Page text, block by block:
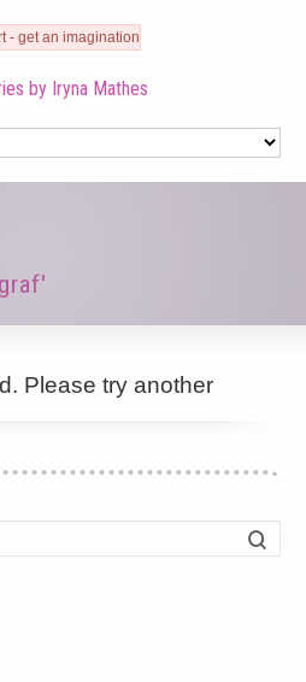
by Iryna Mathes
Please try another